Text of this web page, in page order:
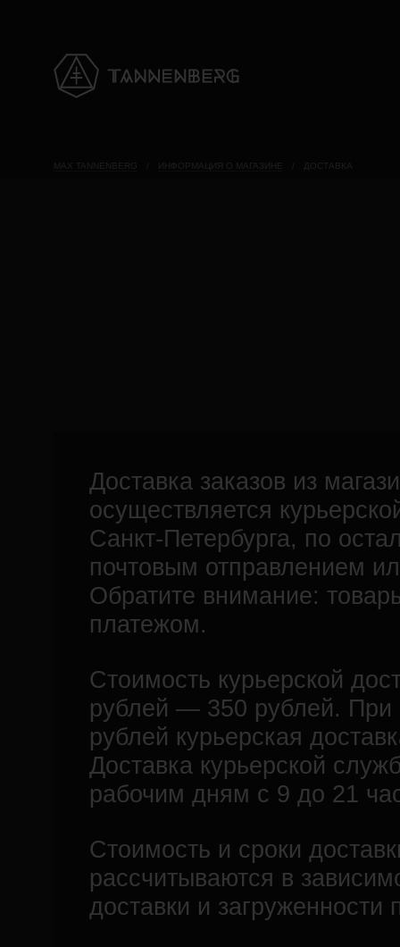
MAX TANNENBERG ИНФОРМАЦИЯ О МАГАЗИНЕ ДОСТАВКА
Доставка заказов из
осуществляется
Санкт-Петербурга, по
почтовым отправлением
Обратите внимание:
платежом.
Стоимость курьерской
рублей — 350 рублей.
рублей курьерская
Доставка курьерской
рабочим дням с 9 до 21
Стоимость и сроки
рассчитываются в
доставки и загруженности